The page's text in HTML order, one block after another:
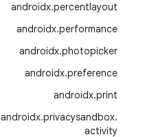
androidx.percentlayout
androidx.performance
androidx.photopicker
androidx.preference
androidx.print
androidx.privacysandbox.
activity